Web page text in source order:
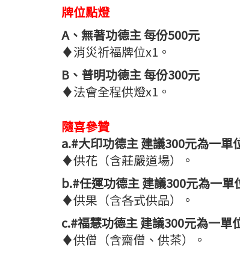
牌位點燈
A、無著功德主 每份500元
♦消災祈福牌位x1。
B、普明功德主 每份300元
♦法會全程供燈x1。
隨喜參贊
a.#大印功德主 建議300元為一單
♦供花（含莊嚴道場）。
b.#任運功德主 建議300元為一單
♦供果（含各式供品）。
c.#福慧功德主 建議300元為一單
♦供僧（含齋僧、供茶）。